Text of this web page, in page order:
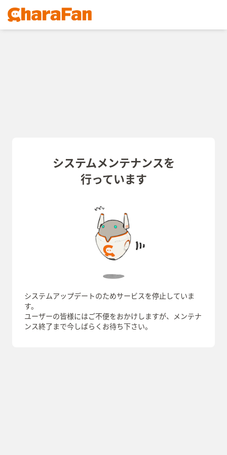
システムメンテナンスを
行っています
システムアップデートのためサービスを停止していま
す。
ユーザーの皆様にはご不便をおかけしますが、メンテナ
ンス終了まで今しばらくお待ち下さい。